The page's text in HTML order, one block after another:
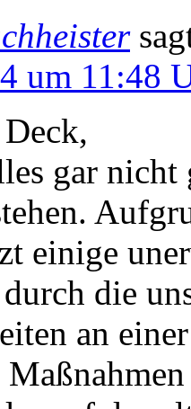
um 11:48
gar
einige
die
an